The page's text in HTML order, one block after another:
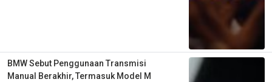
BMW Sebut Penggunaan Transmisi
Manual Berakhir, Termasuk Model M